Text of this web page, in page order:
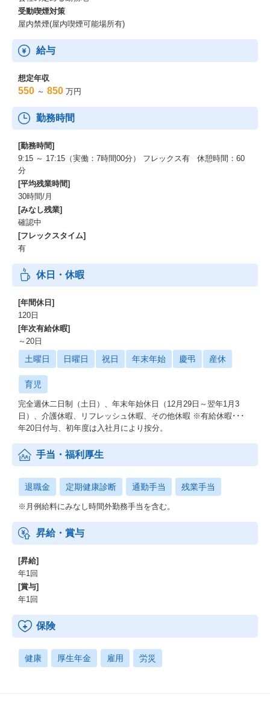
受動喫煙対策
屋内禁煙(屋内喫煙可能場所有)
給与
想定年収
550 ～ 850 万円
勤務時間
[勤務時間]
9:15 ～ 17:15（実働：7時間00分） フレックス有 休憩時間：60
分
[平均残業時間]
30時間/月
[みなし残業]
確認中
[フレックスタイム]
有
休日・休暇
[年間休日]
120日
[年次有給休暇]
～20日
土曜日 日曜日 祝日 年末年始 慶弔 産休
育児
完全週休二日制（土日）、年末年始休日（12月29日～翌年1月3
日）、介護休暇、リフレッシュ休暇、その他休暇 ※有給休暇･･･
年20日付与、初年度は入社月により按分。
手当・福利厚生
退職金 定期健康診断 通勤手当 残業手当
※月例給料にみなし時間外勤務手当を含む。
昇給・賞与
[昇給]
年1回
[賞与]
年1回
保険
健康 厚生年金 雇用 労災